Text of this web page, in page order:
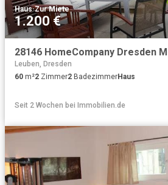
Haus·Zur Miete
1.200 €
Leuben, Dresden
60 m²2 Zimmer2 BadezimmerHaus
Seit 2 Wochen bei Immobilien.de